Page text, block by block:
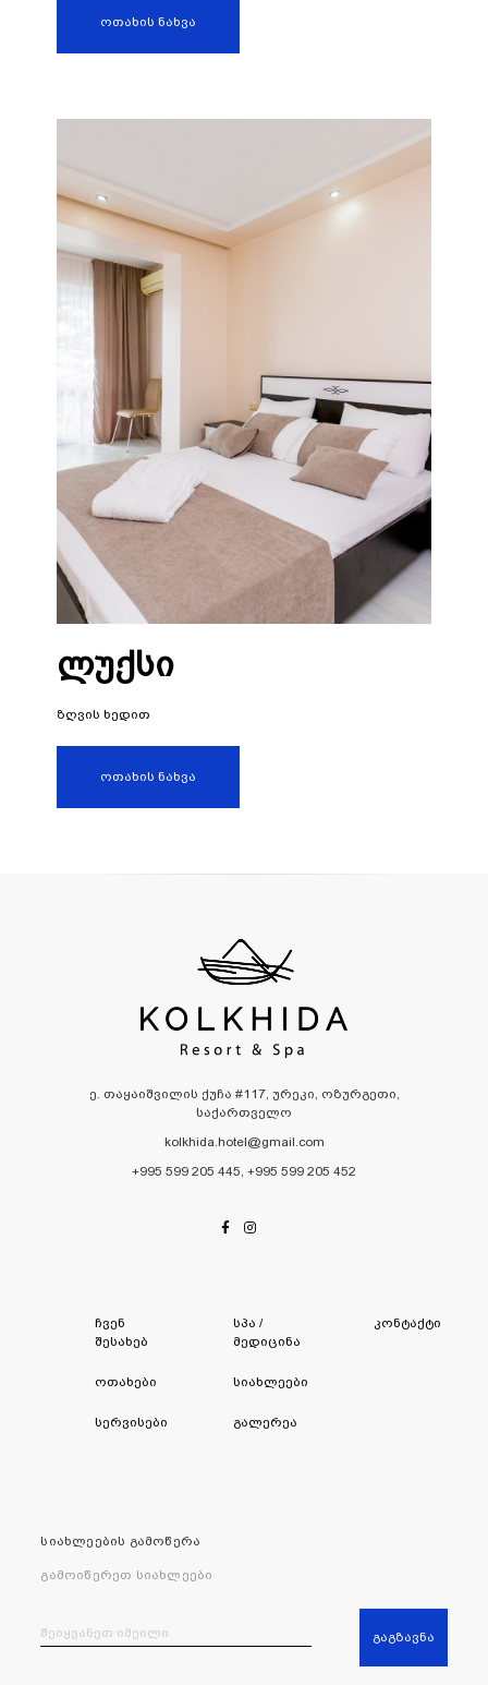
ოთახის ნახვა
ლუქსი
ზღვის ხედით
ოთახის ნახვა
ე. თაყაიშვილის ქუჩა #117, ურეკი, ოზურგეთი,
საქართველო
kolkhida.hotel@gmail.com
+995 599 205 445, +995 599 205 452
ჩვენ
შესახებ
ოთახები
სერვისები
სპა /
მედიცინა
სიახლეები
გალერეა
კონტაქტი
სიახლეების გამოწერა
გამოიწერეთ სიახლეები
გაგზავნა